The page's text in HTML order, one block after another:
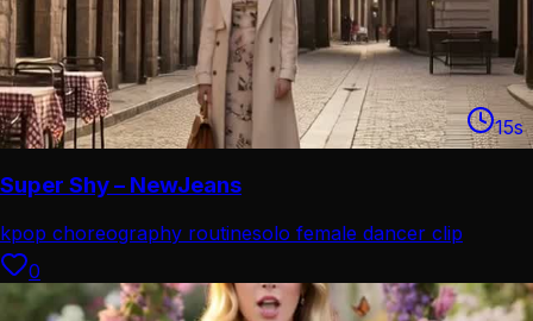
15s
Super Shy – NewJeans
kpop choreography routinesolo female dancer clip
0